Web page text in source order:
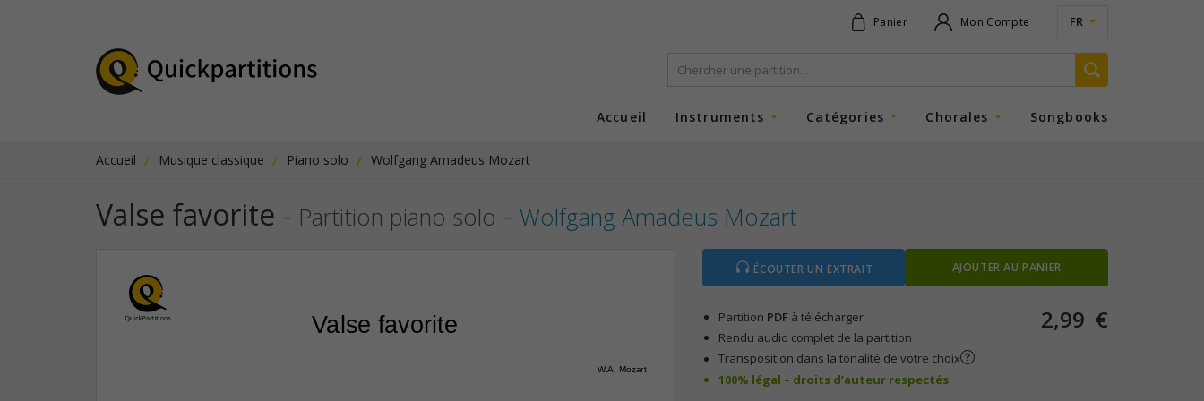
Panier Mon Compte FR
Accueil Instruments Catégories Chorales Songbooks
Accueil Musique classique Piano solo Wolfgang Amadeus Mozart
Valse favorite - Partition piano solo - Wolfgang Amadeus Mozart
W.A. Mozart
Valse favorite
ÉCOUTER UN EXTRAIT AJOUTER AU PANIER
Partition PDF à télécharger
Rendu audio complet de la partition
Transposition dans la tonalité de votre choix
100% légal – droits d’auteur respectés
2,99 €